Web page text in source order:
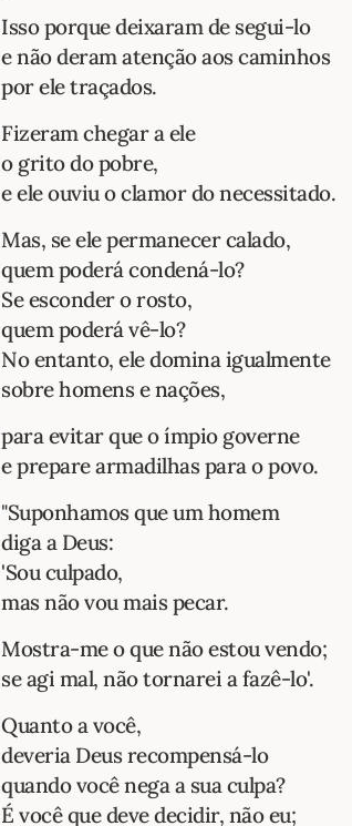
Isso porque deixaram de segui-lo
e não deram atenção aos caminhos
por ele traçados.
Fizeram chegar a ele
o grito do pobre,
e ele ouviu o clamor do necessitado.
Mas, se ele permanecer calado,
quem poderá condená-lo?
Se esconder o rosto,
quem poderá vê-lo?
No entanto, ele domina igualmente
sobre homens e nações,
para evitar que o ímpio governe
e prepare armadilhas para o povo.
"Suponhamos que um homem
diga a Deus:
'Sou culpado,
mas não vou mais pecar.
Mostra-me o que não estou vendo;
se agi mal, não tornarei a fazê-lo'.
Quanto a você,
deveria Deus recompensá-lo
quando você nega a sua culpa?
É você que deve decidir, não eu;